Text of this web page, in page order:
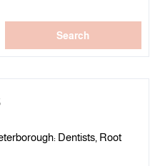
Search
Dentists, Root